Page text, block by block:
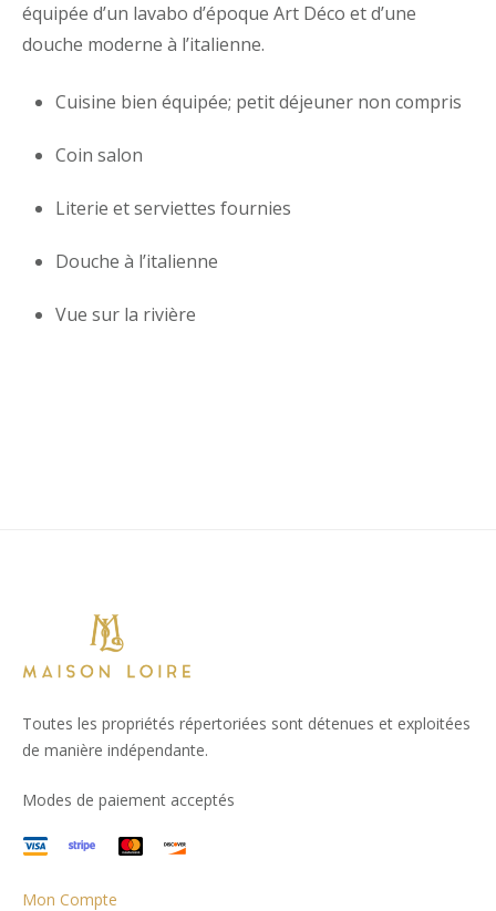
équipée d’un lavabo d’époque Art Déco et d’une
douche moderne à l’italienne.
Cuisine bien équipée; petit déjeuner non compris
Coin salon
Literie et serviettes fournies
Douche à l’italienne
Vue sur la rivière
Toutes les propriétés répertoriées sont détenues et exploitées
de manière indépendante.
Modes de paiement acceptés
Mon Compte